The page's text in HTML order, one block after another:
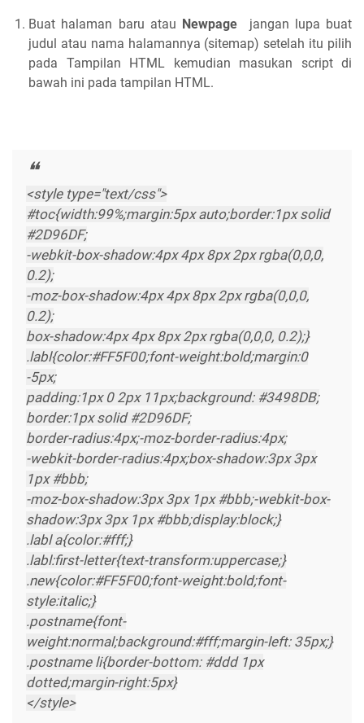
Buat halaman baru atau Newpage jangan lupa buat
judul atau nama halamannya (sitemap) setelah itu pilih
pada Tampilan HTML kemudian masukan script di
bawah ini pada tampilan HTML.
<style type="text/css">
#toc{width:99%;margin:5px auto;border:1px solid
#2D96DF;
-webkit-box-shadow:4px 4px 8px 2px rgba(0,0,0,
0.2);
-moz-box-shadow:4px 4px 8px 2px rgba(0,0,0,
0.2);
box-shadow:4px 4px 8px 2px rgba(0,0,0, 0.2);}
.labl{color:#FF5F00;font-weight:bold;margin:0
-5px;
padding:1px 0 2px 11px;background: #3498DB;
border:1px solid #2D96DF;
border-radius:4px;-moz-border-radius:4px;
-webkit-border-radius:4px;box-shadow:3px 3px
1px #bbb;
-moz-box-shadow:3px 3px 1px #bbb;-webkit-box-
shadow:3px 3px 1px #bbb;display:block;}
.labl a{color:#fff;}
.labl:first-letter{text-transform:uppercase;}
.new{color:#FF5F00;font-weight:bold;font-
style:italic;}
.postname{font-
weight:normal;background:#fff;margin-left: 35px;}
.postname li{border-bottom: #ddd 1px
dotted;margin-right:5px}
</style>